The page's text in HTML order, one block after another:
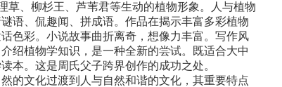
草、柳杉王、芦苇君等生动的植物形象。人与植物
语、侃趣闻、拼成语。作品在揭示丰富多彩植物
色彩。小说故事曲折离奇，想像力丰富。写作风
绍植物学知识，是一种全新的尝试。既适合大中
本。这是周氏父子跨界创作的成功之处。
的文化过渡到人与自然和谐的文化，其重要特点